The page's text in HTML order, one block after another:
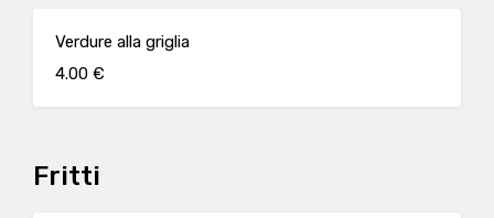
Verdure alla griglia
4.00 €
Fritti